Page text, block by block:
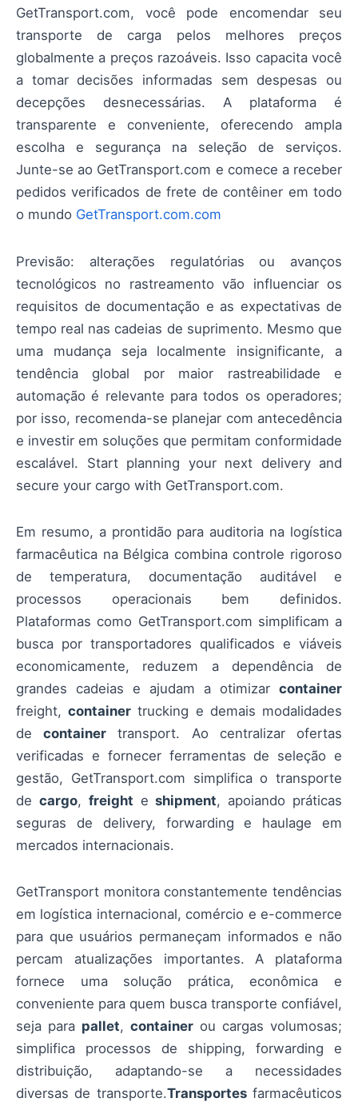
GetTransport.com, você pode encomendar seu
transporte de carga pelos melhores preços
globalmente a preços razoáveis. Isso capacita você
a tomar decisões informadas sem despesas ou
decepções desnecessárias. A plataforma é
transparente e conveniente, oferecendo ampla
escolha e segurança na seleção de serviços.
Junte-se ao GetTransport.com e comece a receber
pedidos verificados de frete de contêiner em todo
o mundo GetTransport.com.com
Previsão: alterações regulatórias ou avanços
tecnológicos no rastreamento vão influenciar os
requisitos de documentação e as expectativas de
tempo real nas cadeias de suprimento. Mesmo que
uma mudança seja localmente insignificante, a
tendência global por maior rastreabilidade e
automação é relevante para todos os operadores;
por isso, recomenda-se planejar com antecedência
e investir em soluções que permitam conformidade
escalável. Start planning your next delivery and
secure your cargo with GetTransport.com.
Em resumo, a prontidão para auditoria na logística
farmacêutica na Bélgica combina controle rigoroso
de temperatura, documentação auditável e
processos operacionais bem definidos.
Plataformas como GetTransport.com simplificam a
busca por transportadores qualificados e viáveis
economicamente, reduzem a dependência de
grandes cadeias e ajudam a otimizar container
freight,container trucking e demais modalidades
decontainer transport. Ao centralizar ofertas
verificadas e fornecer ferramentas de seleção e
gestão, GetTransport.com simplifica o transporte
de cargo, freight eshipment, apoiando práticas
seguras de delivery, forwarding e haulage em
mercados internacionais.
GetTransport monitora constantemente tendências
em logística internacional, comércio e e-commerce
para que usuários permaneçam informados e não
percam atualizações importantes. A plataforma
fornece uma solução prática, econômica e
conveniente para quem busca transporte confiável,
seja para pallet, container ou cargas volumosas;
simplifica processos de shipping, forwarding e
distribuição, adaptando-se a necessidades
diversas de transporte.Transportesfarmacêuticos